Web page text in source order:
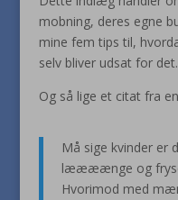
mobning, deres egne
mine fem tips til,
selv bliver udsat for det.
Og så lige et citat fra
Må sige kvinder er
læææænge og
Hvorimod med